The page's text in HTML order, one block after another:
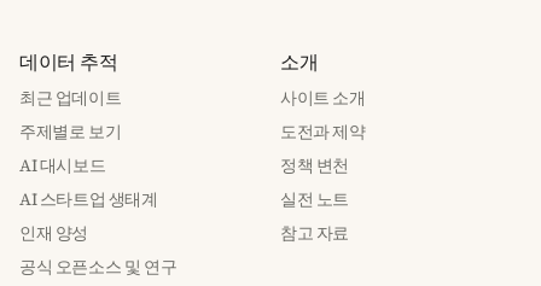
데이터 추적
최근 업데이트
주제별로 보기
AI 대시보드
AI 스타트업 생태계
인재 양성
공식 오픈소스 및 연구
소개
사이트 소개
도전과 제약
정책 변천
실전 노트
참고 자료